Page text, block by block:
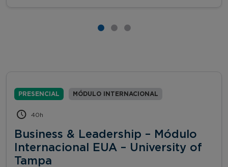
PRESENCIAL MÓDULO INTERNACIONAL
40h
Business & Leadership – Módulo
Internacional EUA – University of
Tampa